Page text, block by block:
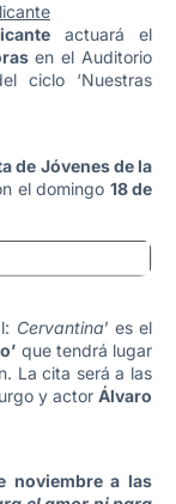
actuará el
en el Auditorio
ciclo ‘Nuestras
de Jóvenes de la
el domingo 18 de
Cervantina’ es el
que tendrá lugar
La cita será a las
y actorÁlvaro
noviembre a las